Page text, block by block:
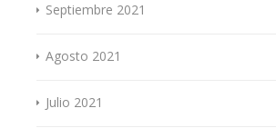
Septiembre 2021
Agosto 2021
Julio 2021